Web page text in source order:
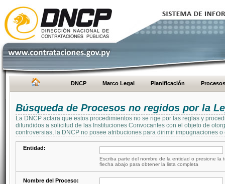
DNCP Marco Legal Planificación Procesos
Búsqueda de Procesos no regidos por la
La DNCP aclara que estos procedimientos no se rige por las reglas y
difundidos a solicitud de las Instituciones Convocantes con el objeto de
controversias, la DNCP no posee atribuciones para dirimir impugnaciones
Entidad:
Escriba parte del nombre de la entidad o presione la
flecha abajo para obtener la lista completa
Nombre del Proceso: